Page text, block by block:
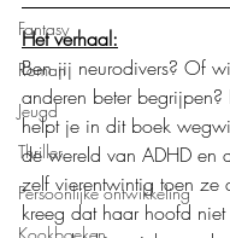
Fantasy
Roman
Jeugd
Thriller
Persoonlijke ontwikkeling
Het verhaal:
Ben jij neurodivers? Of
anderen beter
helpt je in dit boek
de wereld van ADHD en
zelf vierentwintig toen ze
kreeg dat haar hoofd